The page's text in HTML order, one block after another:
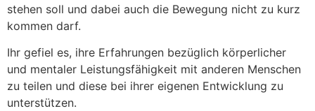
stehen soll und dabei auch die Bewegung nicht zu kurz
kommen darf.
Ihr gefiel es, ihre Erfahrungen bezüglich körperlicher
und mentaler Leistungsfähigkeit mit anderen Menschen
zu teilen und diese bei ihrer eigenen Entwicklung zu
unterstützen.